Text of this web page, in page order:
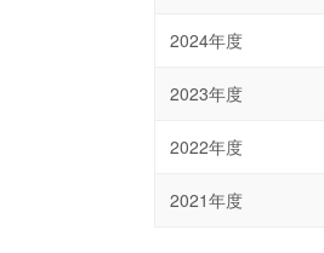
2024年度
2023年度
2022年度
2021年度